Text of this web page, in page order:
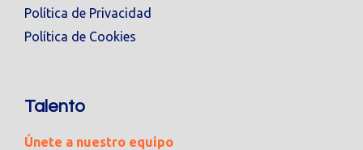
Política de Privacidad
Política de Cookies
Talento
Únete a nuestro equipo